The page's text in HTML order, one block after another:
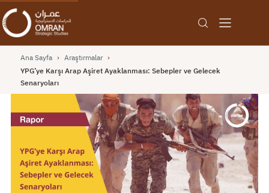
Ana Sayfa › Araştırmalar ›
YPG’ye Karşı Arap Aşiret Ayaklanması: Sebepler ve Gelecek
Senaryoları